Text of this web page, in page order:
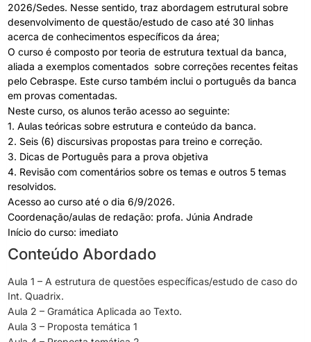
2026/Sedes. Nesse sentido, traz abordagem estrutural sobre
desenvolvimento de questão/estudo de caso até 30 linhas
acerca de conhecimentos específicos da área;
O curso é composto por teoria de estrutura textual da banca,
aliada a exemplos comentados sobre correções recentes feitas
pelo Cebraspe. Este curso também inclui o português da banca
em provas comentadas.
Neste curso, os alunos terão acesso ao seguinte:
1. Aulas teóricas sobre estrutura e conteúdo da banca.
2. Seis (6) discursivas propostas para treino e correção.
3. Dicas de Português para a prova objetiva
4. Revisão com comentários sobre os temas e outros 5 temas
resolvidos.
Acesso ao curso até o dia 6/9/2026.
Coordenação/aulas de redação: profa. Júnia Andrade
Início do curso: imediato
Conteúdo Abordado
Aula 1 – A estrutura de questões específicas/estudo de caso do
Int. Quadrix.
Aula 2 – Gramática Aplicada ao Texto.
Aula 3 – Proposta temática 1